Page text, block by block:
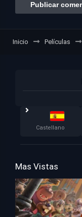
Inicio Películas
Castellano
Mas Vistas